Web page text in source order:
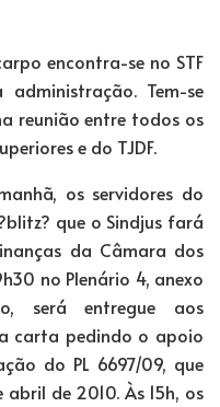
encontra-se no STF
Tem-se
reunião entre todos os
e do TJDF.
os servidores do
que o Sindjus fará
da Câmara dos
no Plenário 4, anexo
será entregue aos
carta pedindo o apoio
do PL 6697/09, que
de 2010. Às 15h, os